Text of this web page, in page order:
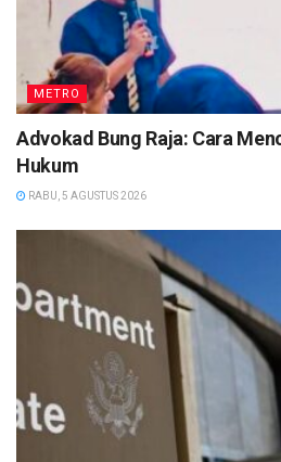
METRO
Advokad Bung Raja: Cara
Hukum
RABU, 5 AGUSTUS 2026